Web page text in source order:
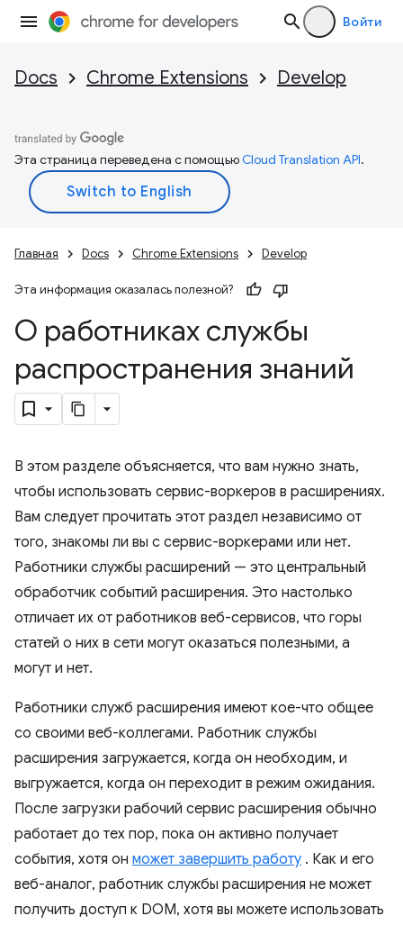
Войти
Docs Chrome Extensions Develop
Эта страница переведена с помощьюCloud Translation API.
Главная Docs Chrome Extensions Develop
Эта информация оказалась полезной?
О работниках службы
распространения знаний
В этом разделе объясняется, что вам нужно знать,
чтобы использовать сервис-воркеров в расширениях.
Вам следует прочитать этот раздел независимо от
того, знакомы ли вы с сервис-воркерами или нет.
Работники службы расширений — это центральный
обработчик событий расширения. Это настолько
отличает их от работников веб-сервисов, что горы
статей о них в сети могут оказаться полезными, а
могут и нет.
Работники служб расширения имеют кое-что общее
со своими веб-коллегами. Работник службы
расширения загружается, когда он необходим, и
выгружается, когда он переходит в режим ожидания.
После загрузки рабочий сервис расширения обычно
работает до тех пор, пока он активно получает
события, хотя он может завершить работу . Как и его
веб-аналог, работник службы расширения не может
получить доступ к DOM, хотя вы можете использовать